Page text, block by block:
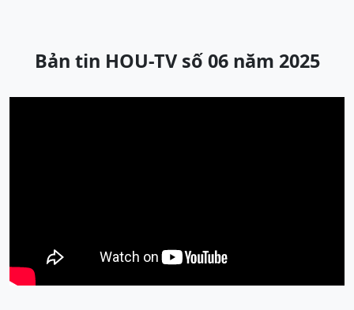
Bản tin HOU-TV số 06 năm 2025